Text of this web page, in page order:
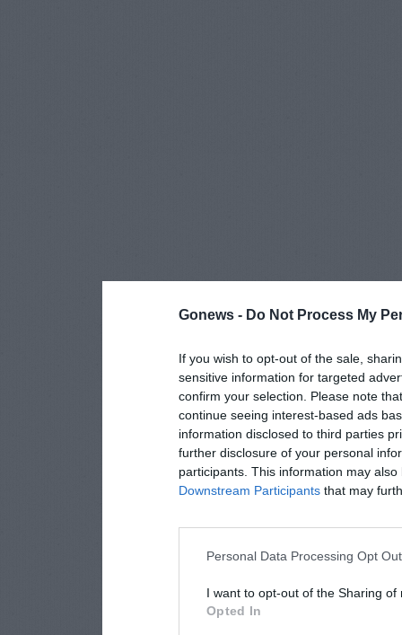
Gonews - Do Not Process My
If you wish to opt-out of the sale,
sensitive information for targeted
confirm your selection. Please note
continue seeing interest-based ads
information disclosed to third parties
further disclosure of your personal
participants. This information may
Downstream Participants that may
Personal Data Processing Opt
I want to opt-out of the Sharing of
Opted In